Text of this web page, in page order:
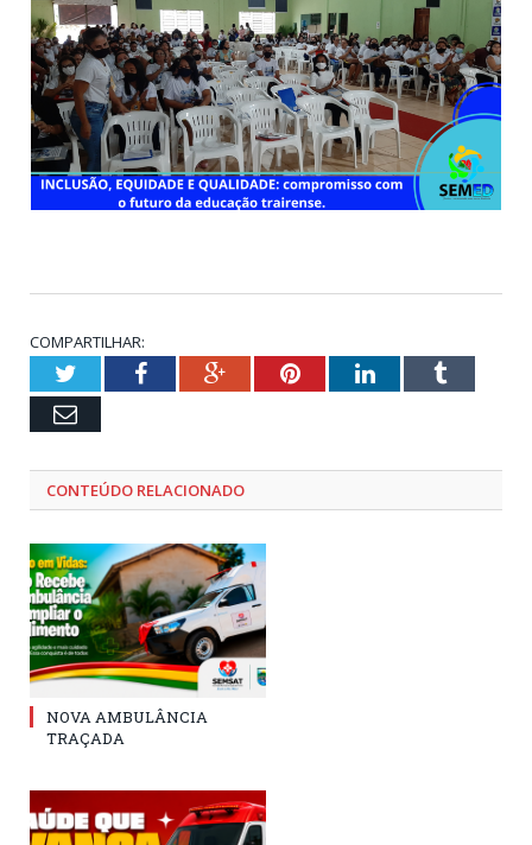
COMPARTILHAR:
TwitterFacebookGoogle+PinterestLinkedInTumblr
Email
CONTEÚDO RELACIONADO
NOVA AMBULÂNCIA
TRAÇADA